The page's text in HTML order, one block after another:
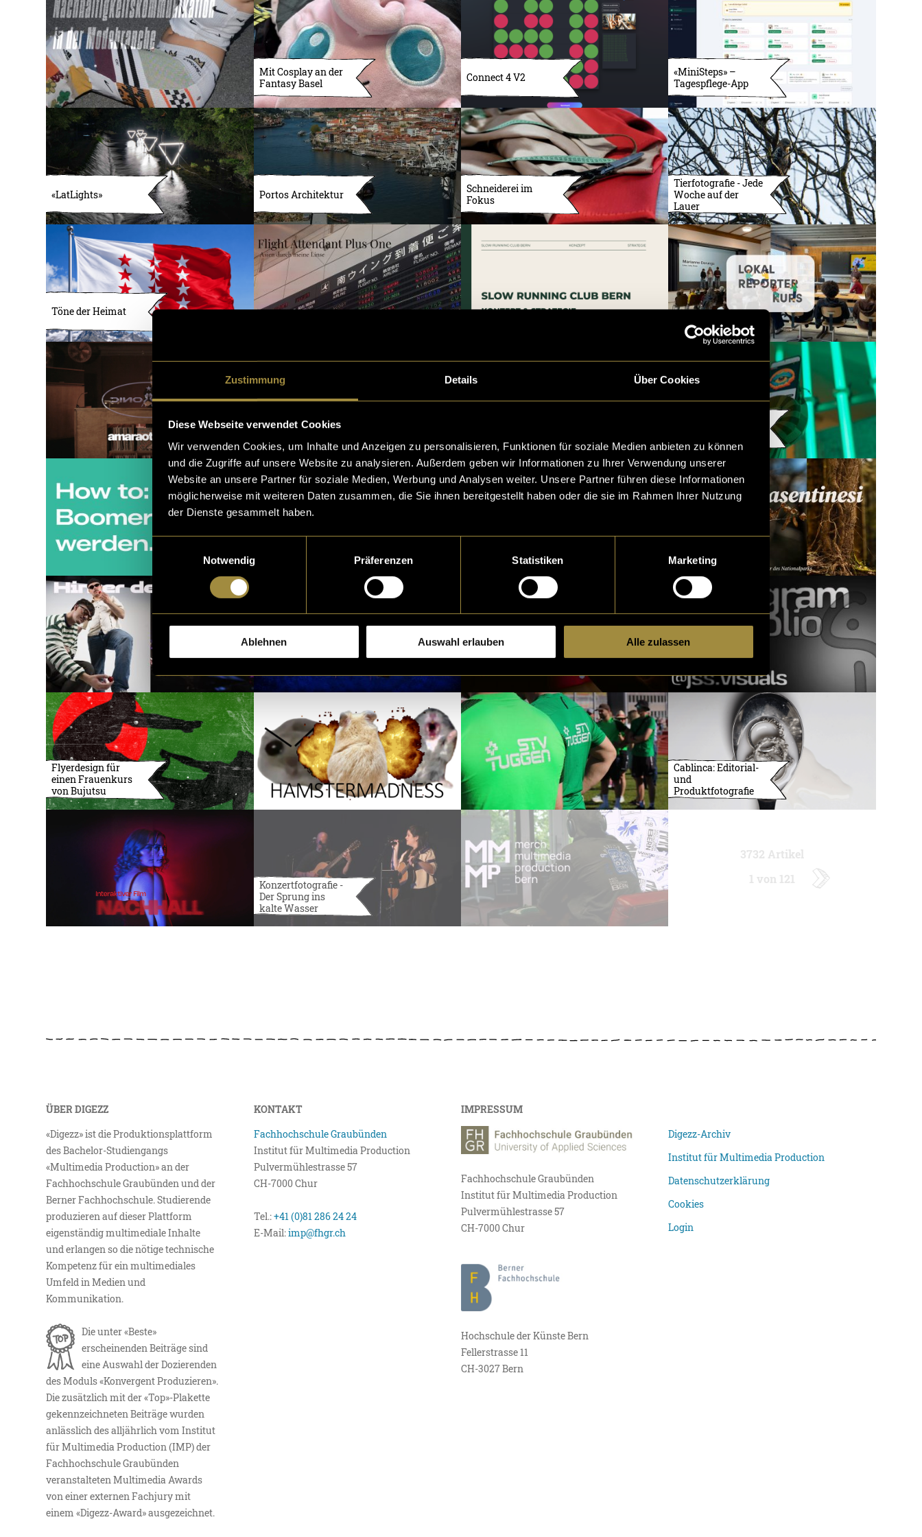
Zustimmung Details Über Cookies
Diese Webseite verwendet Cookies
Wir verwenden Cookies, um Inhalte und Anzeigen zu personalisieren, Funktionen für soziale Medien anbieten zu können
und die Zugriffe auf unsere Website zu analysieren. Außerdem geben wir Informationen zu Ihrer Verwendung unserer
Website an unsere Partner für soziale Medien, Werbung und Analysen weiter. Unsere Partner führen diese Informationen
möglicherweise mit weiteren Daten zusammen, die Sie ihnen bereitgestellt haben oder die sie im Rahmen Ihrer Nutzung
der Dienste gesammelt haben.
Notwendig
Präferenzen Statistiken Marketing
Ablehnen Auswahl erlauben Alle zulassen
Mit Cosplay an der
Fantasy Basel
Connect 4 V2
«MiniSteps» –
Tagespflege-App
«LatLights» Portos Architektur
Schneiderei im
Fokus
Tierfotografie - Jede
Woche auf der
Lauer
Töne der Heimat
Flyerdesign für
einen Frauenkurs
von Bujutsu
Cablinca: Editorial-
und
Produktfotografie
Konzertfotografie -
Der Sprung ins
kalte Wasser
3732 Artikel
1 von 121
ÜBER DIGEZZ
«Digezz» ist die Produktionsplattform
des Bachelor-Studiengangs
«Multimedia Production» an der
Fachhochschule Graubünden und der
Berner Fachhochschule. Studierende
produzieren auf dieser Plattform
eigenständig multimediale Inhalte
und erlangen so die nötige technische
Kompetenz für ein multimediales
Umfeld in Medien und
Kommunikation.
Die unter «Beste»
erscheinenden Beiträge sind
eine Auswahl der Dozierenden
des Moduls «Konvergent Produzieren».
Die zusätzlich mit der «Top»-Plakette
gekennzeichneten Beiträge wurden
anlässlich des alljährlich vom Institut
für Multimedia Production (IMP) der
Fachhochschule Graubünden
veranstalteten Multimedia Awards
von einer externen Fachjury mit
einem «Digezz-Award» ausgezeichnet.
KONTAKT
Fachhochschule Graubünden
Institut für Multimedia Production
Pulvermühlestrasse 57
CH-7000 Chur
Tel.:+41 (0)81 286 24 24
E-Mail:imp@fhgr.ch
IMPRESSUM
Fachhochschule Graubünden
Institut für Multimedia Production
Pulvermühlestrasse 57
CH-7000 Chur
Hochschule der Künste Bern
Fellerstrasse 11
CH-3027 Bern
Digezz-Archiv
Institut für Multimedia Production
Datenschutzerklärung
Cookies
Login